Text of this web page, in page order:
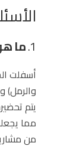
1. ما
أسفلت
والرمل)
يتم
مما
من